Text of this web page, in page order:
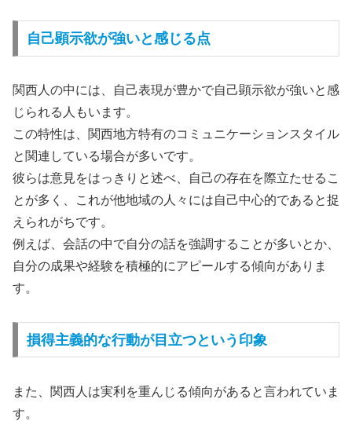
自己顕示欲が強いと感じる点
関西人の中には、自己表現が豊かで自己顕示欲が強いと感
じられる人もいます。
この特性は、関西地方特有のコミュニケーションスタイル
と関連している場合が多いです。
彼らは意見をはっきりと述べ、自己の存在を際立たせるこ
とが多く、これが他地域の人々には自己中心的であると捉
えられがちです。
例えば、会話の中で自分の話を強調することが多いとか、
自分の成果や経験を積極的にアピールする傾向がありま
す。
損得主義的な行動が目立つという印象
また、関西人は実利を重んじる傾向があると言われていま
す。